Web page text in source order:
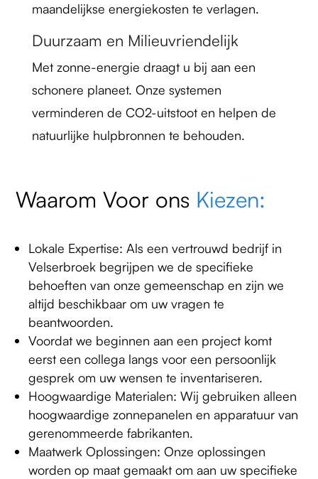
maandelijkse energiekosten te verlagen.
Duurzaam en Milieuvriendelijk
Met zonne-energie draagt u bij aan een
schonere planeet. Onze systemen
verminderen de CO2-uitstoot en helpen de
natuurlijke hulpbronnen te behouden.
Waarom Voor ons Kiezen:
Lokale Expertise: Als een vertrouwd bedrijf in
Velserbroek begrijpen we de specifieke
behoeften van onze gemeenschap en zijn we
altijd beschikbaar om uw vragen te
beantwoorden.
Voordat we beginnen aan een project komt
eerst een collega langs voor een persoonlijk
gesprek om uw wensen te inventariseren.
Hoogwaardige Materialen: Wij gebruiken alleen
hoogwaardige zonnepanelen en apparatuur van
gerenommeerde fabrikanten.
Maatwerk Oplossingen: Onze oplossingen
worden op maat gemaakt om aan uw specifieke